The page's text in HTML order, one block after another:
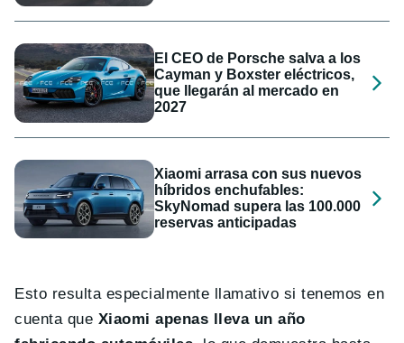
El CEO de Porsche salva a los
Cayman y Boxster eléctricos,
que llegarán al mercado en
2027
Xiaomi arrasa con sus nuevos
híbridos enchufables:
SkyNomad supera las 100.000
reservas anticipadas
Esto resulta especialmente llamativo si tenemos en
cuenta que Xiaomi apenas lleva un año